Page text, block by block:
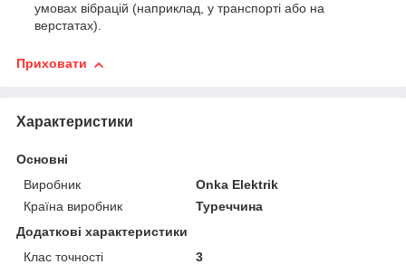
умовах вібрацій (наприклад, у транспорті або на
верстатах).
Приховати
Характеристики
Основні
Виробник
Onka Elektrik
Країна виробник
Туреччина
Додаткові характеристики
Клас точності
3